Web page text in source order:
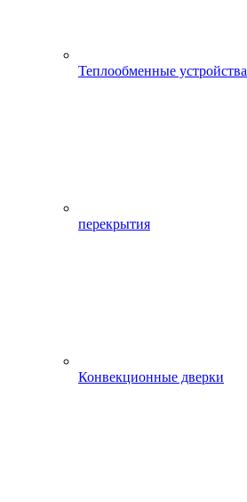
Теплообменные устройства
перекрытия
Конвекционные дверки